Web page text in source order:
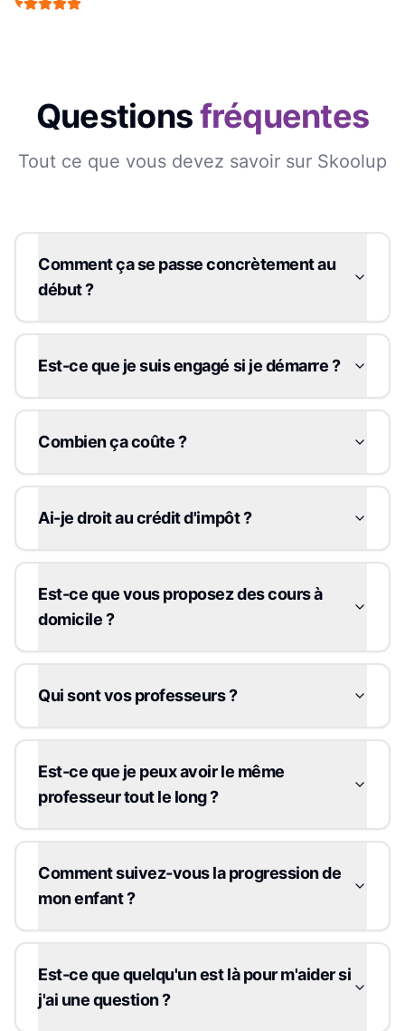
Questionsfréquentes
Tout ce que vous devez savoir sur Skoolup
Comment ça se passe concrètement au
début ?
Est-ce que je suis engagé si je démarre ?
Combien ça coûte ?
Ai-je droit au crédit d'impôt ?
Est-ce que vous proposez des cours à
domicile ?
Qui sont vos professeurs ?
Est-ce que je peux avoir le même
professeur tout le long ?
Comment suivez-vous la progression de
mon enfant ?
Est-ce que quelqu'un est là pour m'aider si
j'ai une question ?